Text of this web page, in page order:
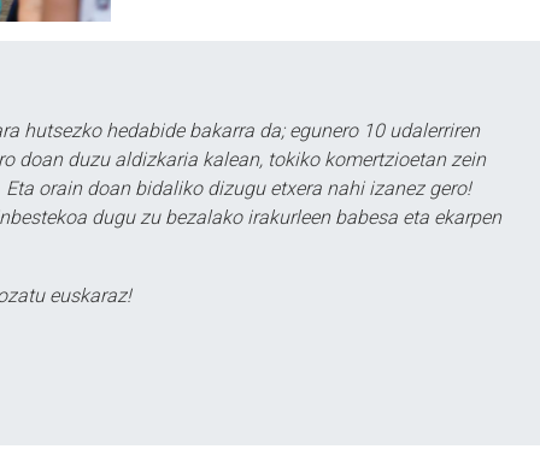
hutsezko hedabide bakarra da; egunero 10 udalerriren
doan duzu aldizkaria kalean, tokiko komertzioetan zein
orain doan bidaliko dizugu etxera nahi izanez gero!
dugu zu bezalako irakurleen babesa eta ekarpen
euskaraz!